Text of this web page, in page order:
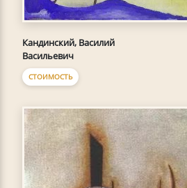
Кандинский, Василий
Васильевич
СТОИМОСТЬ